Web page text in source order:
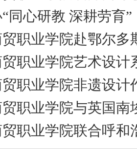
同心研教 深耕劳育”
职业学院赴鄂尔多
职业学院艺术设计
职业学院非遗设计
职业学院与英国南
职业学院联合呼和